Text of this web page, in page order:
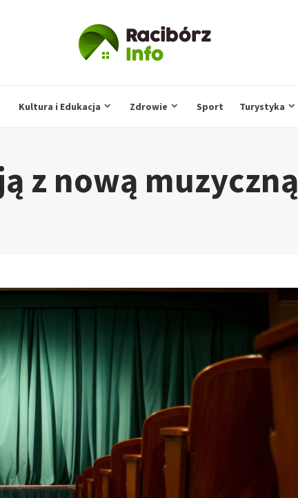
Kultura i Edukacja Zdrowie Sport Turystyka
z nową muzyczną